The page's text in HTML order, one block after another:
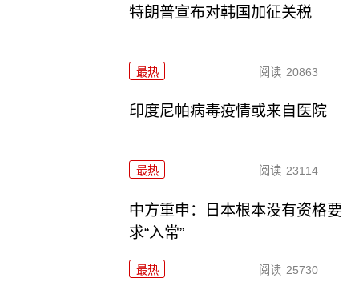
特朗普宣布对韩国加征关税
最热 阅读 20863
印度尼帕病毒疫情或来自医院
最热 阅读 23114
中方重申：日本根本没有资格要
求“入常”
最热 阅读 25730